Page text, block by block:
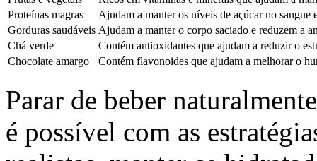
Proteínas magras
Ajudam a manter os níveis de açúcar no sangue
Gorduras saudáveis Ajudam a manter o corpo saciado e reduzem a
Chá verde
Contém antioxidantes que ajudam a reduzir o
Chocolate amargo
Contém flavonoides que ajudam a melhorar o
Parar de beber
é possível com as